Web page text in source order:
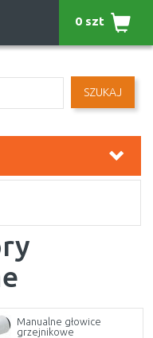
SZUKAJ
0 szt
Manualne głowice
grzejnikowe